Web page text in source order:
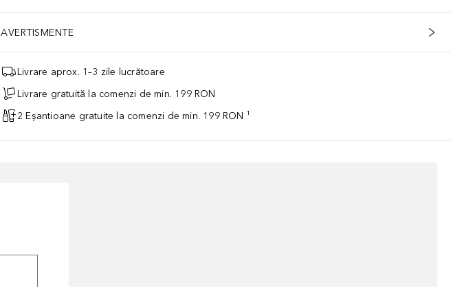
AVERTISMENTE
Livrare aprox. 1–3 zile lucrătoare
Livrare gratuită la comenzi de min. 199 RON
2 Eșantioane gratuite la comenzi de min. 199 RON ¹